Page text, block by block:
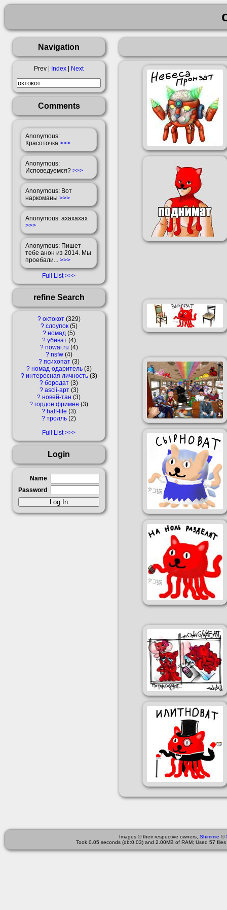
Navigation
Prev | Index Next
Comments
Anonymous:
Красоточка >>>
Anonymous:
Исповедуемся? >>>
Anonymous: Вот
наркоманы >>>
Anonymous: ахахахах
>>>
Anonymous: Пишет
тебе анон из 2014. Мы
проебали... >>>
Full List
refine Search
? октокот 329
? слоупок 5
? номад 5
? убиват 4
? nowai.ru 4
? nsfw 4
? психопат 3
? номад-одаритель 3
? интересная личность 3
? бородат 3
? ascii-арт 3
? новей-тан 3
? гордон фримен 3
? half-life 3
? тролль 2
Full List
Login
Name
Password
Images © their respective owners, Shimmie ©
Took 0.05 seconds (db:0.03) and 2.00MB of RAM; Used 57